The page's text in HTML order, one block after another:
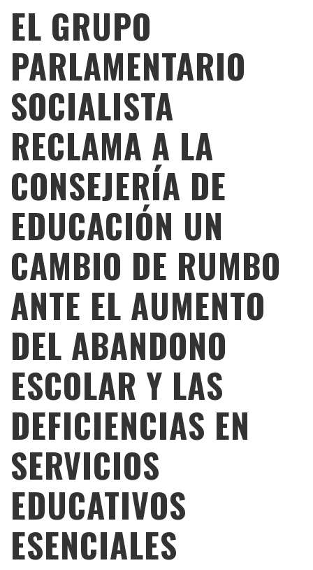
EL GRUPO
PARLAMENTARIO
SOCIALISTA
RECLAMA A LA
CONSEJERÍA DE
EDUCACIÓN UN
CAMBIO DE RUMBO
ANTE EL AUMENTO
DEL ABANDONO
ESCOLAR Y LAS
DEFICIENCIAS EN
SERVICIOS
EDUCATIVOS
ESENCIALES